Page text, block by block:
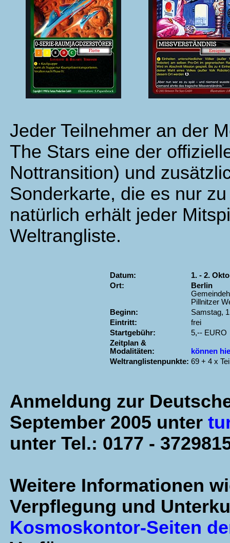
Jeder Teilnehmer an der
The Stars eine der
Nottransition) und
Sonderkarte, die es nur
natürlich erhält jeder
Weltrangliste.
Datum:
1. - 2.
Ort:
Berlin
Pillnitzer
Beginn:
Samstag,
Eintritt:
frei
Startgebühr:
5,-- EURO
Zeitplan &
Modalitäten:
können
Weltranglistenpunkte: 69 + 4 x
Anmeldung zur
September 2005 unter
unter Tel.: 0177 -
Weitere Informationen
Verpflegung und
Kosmoskontor-Seiten